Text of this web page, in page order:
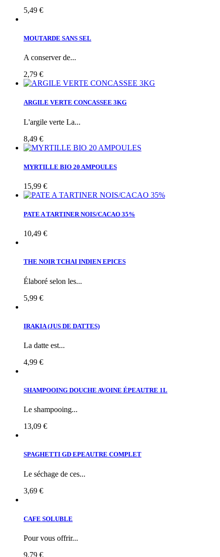
5,49 €
MOUTARDE SANS SEL
A conserver de...
2,79 €
ARGILE VERTE CONCASSEE 3KG
L'argile verte La...
8,49 €
MYRTILLE BIO 20 AMPOULES
15,99 €
PATE A TARTINER NOIS/CACAO 35%
10,49 €
THE NOIR TCHAI INDIEN EPICES
Élaboré selon les...
5,99 €
IRAKIA (JUS DE DATTES)
La datte est...
4,99 €
SHAMPOOING DOUCHE AVOINE ÉPEAUTRE 1L
Le shampooing...
13,09 €
SPAGHETTI GD EPEAUTRE COMPLET
Le séchage de ces...
3,69 €
CAFE SOLUBLE
Pour vous offrir...
9,79 €